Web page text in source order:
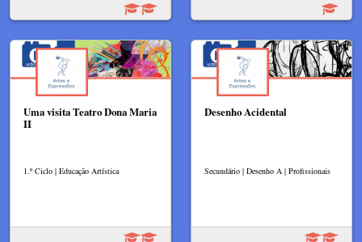
Uma visita Teatro Dona Maria
II
1.º Ciclo | Educação Artística
Desenho Acidental
Secundário | Desenho A | Profissionais